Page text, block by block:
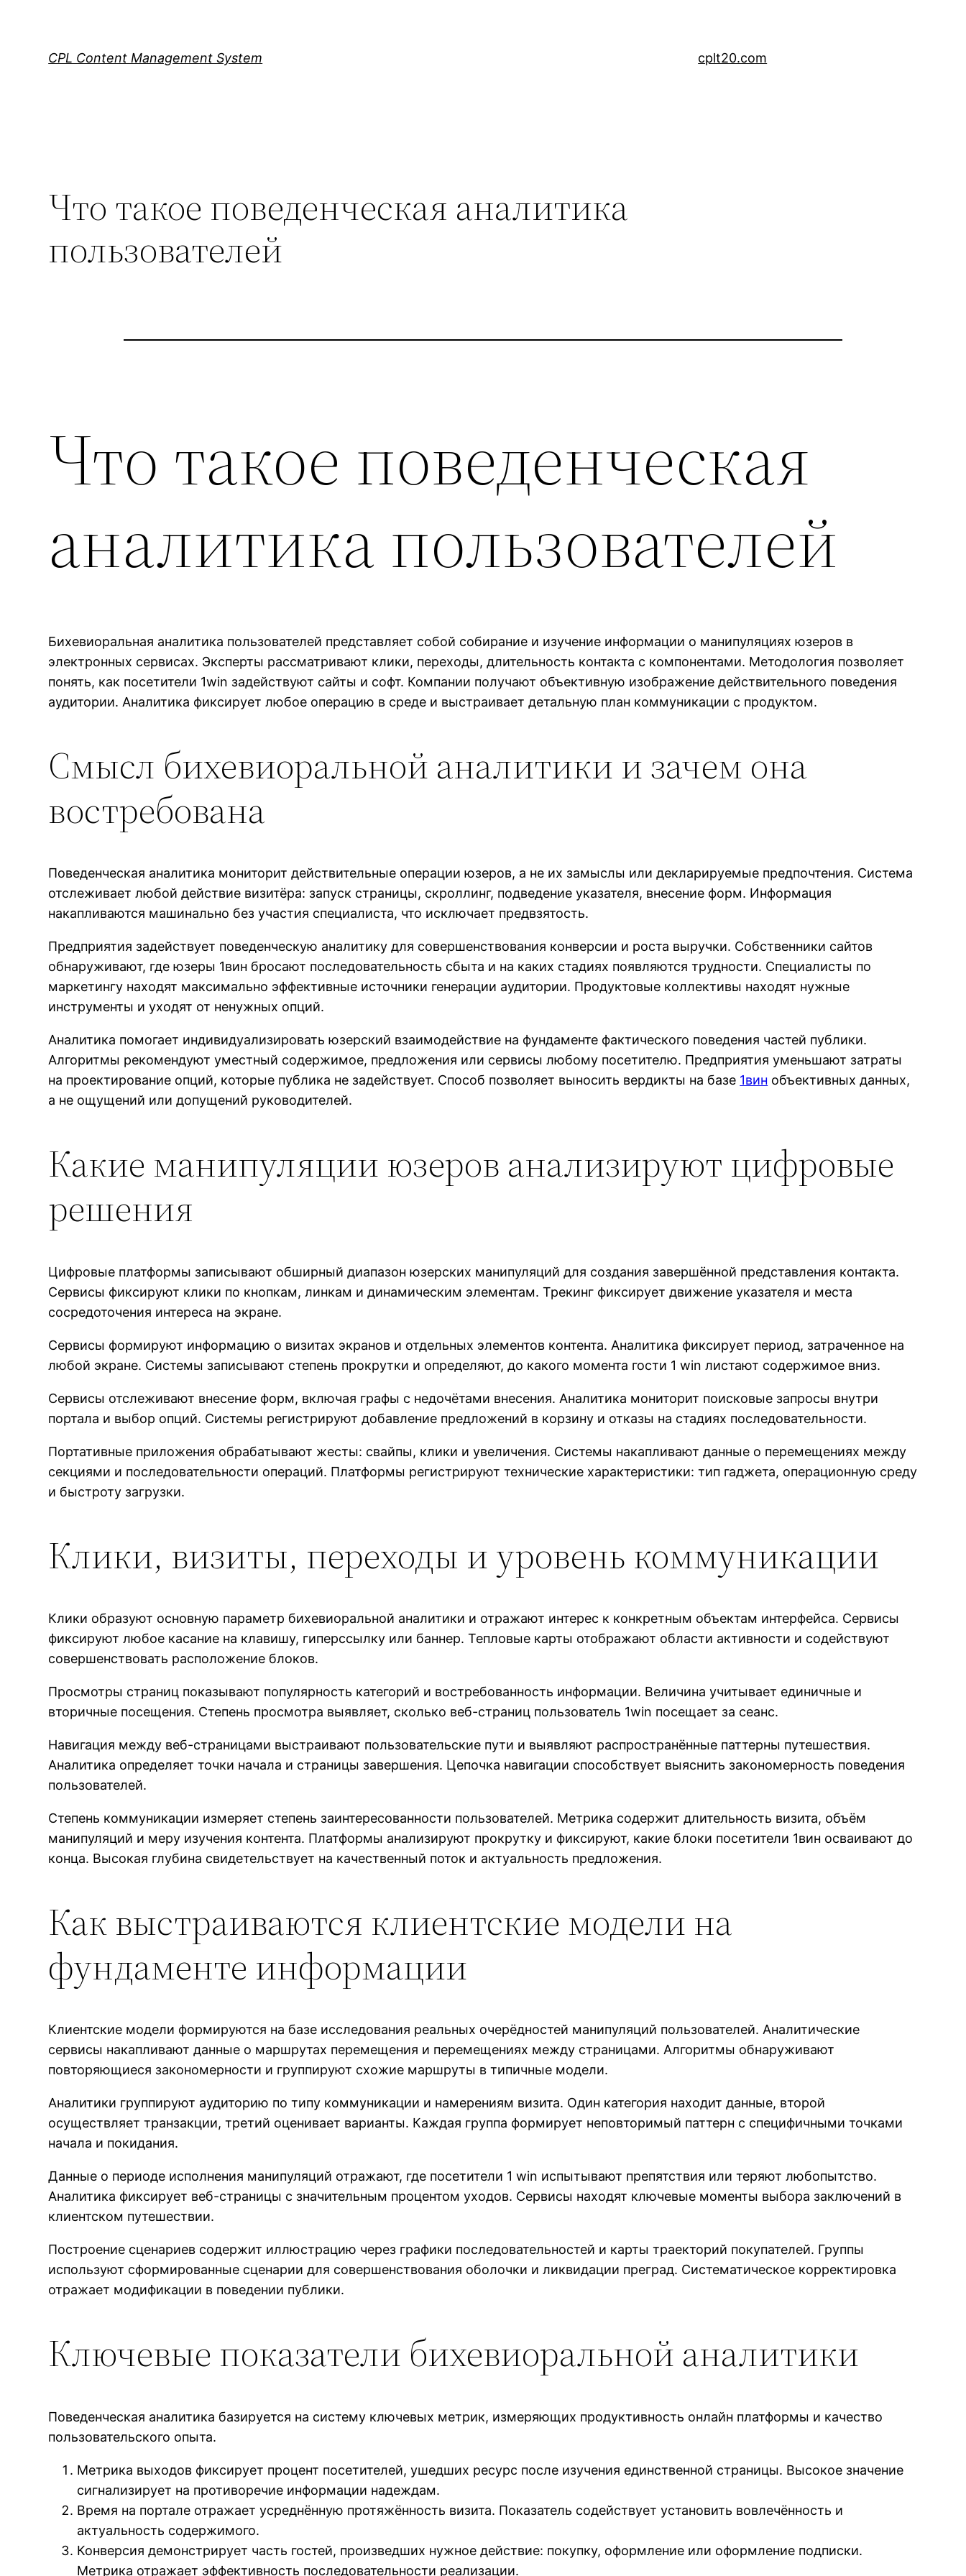
CPL Content Management System cplt20.com
Что такое поведенческая аналитика
пользователей
Что такое поведенческая
аналитика пользователей
Бихевиоральная аналитика пользователей представляет собой собирание и изучение информации о манипуляциях юзеров в
электронных сервисах. Эксперты рассматривают клики, переходы, длительность контакта с компонентами. Методология позволяет
понять, как посетители 1win задействуют сайты и софт. Компании получают объективную изображение действительного поведения
аудитории. Аналитика фиксирует любое операцию в среде и выстраивает детальную план коммуникации с продуктом.
Смысл бихевиоральной аналитики и зачем она
востребована
Поведенческая аналитика мониторит действительные операции юзеров, а не их замыслы или декларируемые предпочтения. Система
отслеживает любой действие визитёра: запуск страницы, скроллинг, подведение указателя, внесение форм. Информация
накапливаются машинально без участия специалиста, что исключает предвзятость.
Предприятия задействует поведенческую аналитику для совершенствования конверсии и роста выручки. Собственники сайтов
обнаруживают, где юзеры 1вин бросают последовательность сбыта и на каких стадиях появляются трудности. Специалисты по
маркетингу находят максимально эффективные источники генерации аудитории. Продуктовые коллективы находят нужные
инструменты и уходят от ненужных опций.
Аналитика помогает индивидуализировать юзерский взаимодействие на фундаменте фактического поведения частей публики.
Алгоритмы рекомендуют уместный содержимое, предложения или сервисы любому посетителю. Предприятия уменьшают затраты
на проектирование опций, которые публика не задействует. Способ позволяет выносить вердикты на базе 1вин объективных данных,
а не ощущений или допущений руководителей.
Какие манипуляции юзеров анализируют цифровые
решения
Цифровые платформы записывают обширный диапазон юзерских манипуляций для создания завершённой представления контакта.
Сервисы фиксируют клики по кнопкам, линкам и динамическим элементам. Трекинг фиксирует движение указателя и места
сосредоточения интереса на экране.
Сервисы формируют информацию о визитах экранов и отдельных элементов контента. Аналитика фиксирует период, затраченное на
любой экране. Системы записывают степень прокрутки и определяют, до какого момента гости 1 win листают содержимое вниз.
Сервисы отслеживают внесение форм, включая графы с недочётами внесения. Аналитика мониторит поисковые запросы внутри
портала и выбор опций. Системы регистрируют добавление предложений в корзину и отказы на стадиях последовательности.
Портативные приложения обрабатывают жесты: свайпы, клики и увеличения. Системы накапливают данные о перемещениях между
секциями и последовательности операций. Платформы регистрируют технические характеристики: тип гаджета, операционную среду
и быстроту загрузки.
Клики, визиты, переходы и уровень коммуникации
Клики образуют основную параметр бихевиоральной аналитики и отражают интерес к конкретным объектам интерфейса. Сервисы
фиксируют любое касание на клавишу, гиперссылку или баннер. Тепловые карты отображают области активности и содействуют
совершенствовать расположение блоков.
Просмотры страниц показывают популярность категорий и востребованность информации. Величина учитывает единичные и
вторичные посещения. Степень просмотра выявляет, сколько веб-страниц пользователь 1win посещает за сеанс.
Навигация между веб-страницами выстраивают пользовательские пути и выявляют распространённые паттерны путешествия.
Аналитика определяет точки начала и страницы завершения. Цепочка навигации способствует выяснить закономерность поведения
пользователей.
Степень коммуникации измеряет степень заинтересованности пользователей. Метрика содержит длительность визита, объём
манипуляций и меру изучения контента. Платформы анализируют прокрутку и фиксируют, какие блоки посетители 1вин осваивают до
конца. Высокая глубина свидетельствует на качественный поток и актуальность предложения.
Как выстраиваются клиентские модели на
фундаменте информации
Клиентские модели формируются на базе исследования реальных очерёдностей манипуляций пользователей. Аналитические
сервисы накапливают данные о маршрутах перемещения и перемещениях между страницами. Алгоритмы обнаруживают
повторяющиеся закономерности и группируют схожие маршруты в типичные модели.
Аналитики группируют аудиторию по типу коммуникации и намерениям визита. Один категория находит данные, второй
осуществляет транзакции, третий оценивает варианты. Каждая группа формирует неповторимый паттерн с специфичными точками
начала и покидания.
Данные о периоде исполнения манипуляций отражают, где посетители 1 win испытывают препятствия или теряют любопытство.
Аналитика фиксирует веб-страницы с значительным процентом уходов. Сервисы находят ключевые моменты выбора заключений в
клиентском путешествии.
Построение сценариев содержит иллюстрацию через графики последовательностей и карты траекторий покупателей. Группы
используют сформированные сценарии для совершенствования оболочки и ликвидации преград. Систематическое корректировка
отражает модификации в поведении публики.
Ключевые показатели бихевиоральной аналитики
Поведенческая аналитика базируется на систему ключевых метрик, измеряющих продуктивность онлайн платформы и качество
пользовательского опыта.
Метрика выходов фиксирует процент посетителей, ушедших ресурс после изучения единственной страницы. Высокое значение
сигнализирует на противоречие информации надеждам.
Время на портале отражает усреднённую протяжённость визита. Показатель содействует установить вовлечённость и
актуальность содержимого.
Конверсия демонстрирует часть гостей, произведших нужное действие: покупку, оформление или оформление подписки.
Метрика отражает эффективность последовательности реализации.